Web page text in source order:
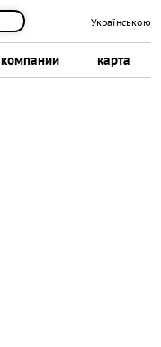
компании карта
Українською